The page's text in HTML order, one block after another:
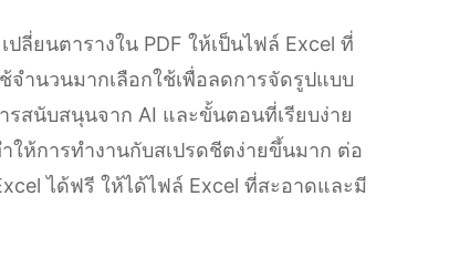
ปลี่ยนตารางใน PDF ให้เป็นไฟล์ Excel ที่
จำนวนมากเลือกใช้เพื่อลดการจัดรูปแบบ
รสนับสนุนจาก AI และขั้นตอนที่เรียบง่าย
ให้การทำงานกับสเปรดชีตง่ายขึ้นมาก ต่อ
ได้ฟรี ให้ได้ไฟล์ Excel ที่สะอาดและมี